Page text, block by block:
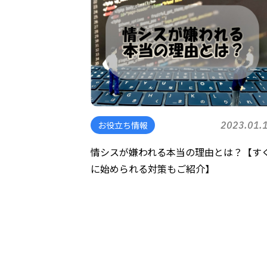
お役立ち情報
情シスが嫌われる本当の理由とは？【す
に始められる対策もご紹介】